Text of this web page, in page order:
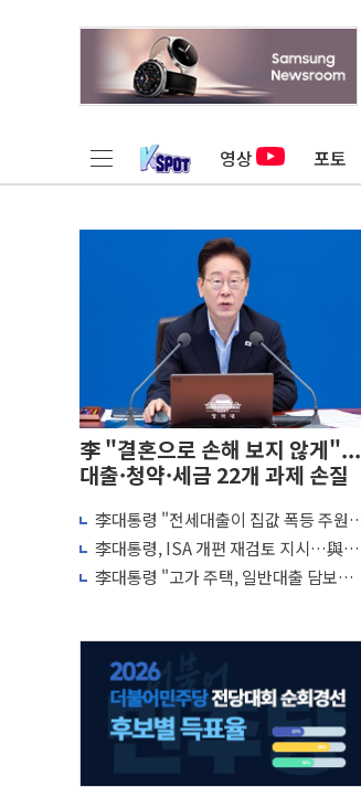
영상 포토
李 "결혼으로 손해 보지 않게"...
대출·청약·세금 22개 과제 손질
李대통령 "전세대출이 집값 폭등 주원
인…유주택자 제한·규제 강화 검토"
李대통령, ISA 개편 재검토 지시…與
"적극 환영"·野 "졸속 국정"
李대통령 "고가 주택, 일반대출 담보가